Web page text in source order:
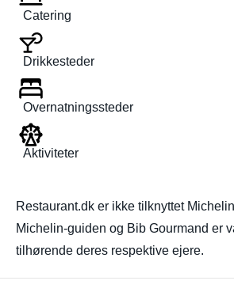
Catering
Drikkesteder
Overnatningssteder
Aktiviteter
Restaurant.dk er ikke tilknyttet
Michelin-guiden og Bib Gourmand er
tilhørende deres respektive ejere.